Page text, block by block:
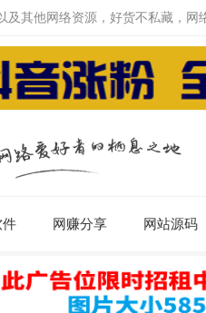
及其他网络资源，好货不私藏，网
件 网赚分享 网站源码